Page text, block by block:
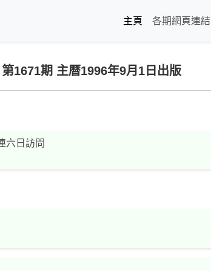
主頁
各期網頁連結
第1671期 主曆1996年9月1日出版
六日訪問